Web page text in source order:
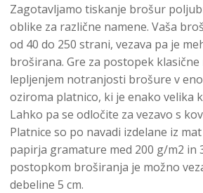
Zagotavljamo tiskanje brošur
oblike za različne namene. Vaša
od 40 do 250 strani, vezava pa je
broširana. Gre za postopek klasične
lepljenjem notranjosti brošure v
oziroma platnico, ki je enako velika
Lahko pa se odločite za vezavo s
Platnice so po navadi izdelane iz
papirja gramature med 200 g/m2 in
postopkom broširanja je možno
debeline 5 cm.